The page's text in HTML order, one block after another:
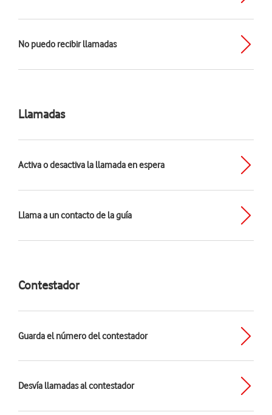
No puedo recibir llamadas
Llamadas
Activa o desactiva la llamada en espera
Llama a un contacto de la guía
Contestador
Guarda el número del contestador
Desvía llamadas al contestador